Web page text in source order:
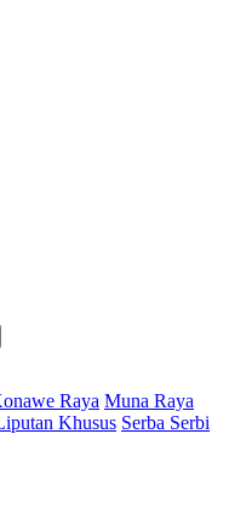
Raya Muna Raya
Khusus Serba Serbi